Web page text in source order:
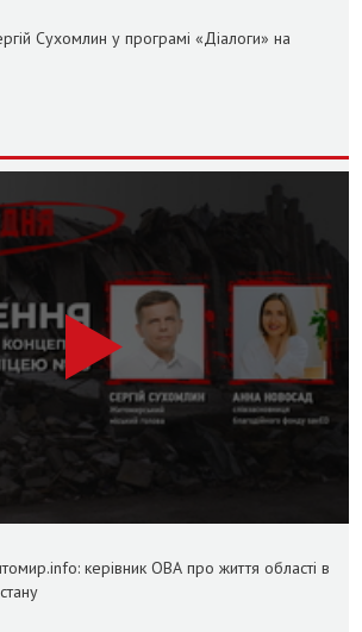
Сухомлин у програмі «Діалоги» на
керівник ОВА про життя області в